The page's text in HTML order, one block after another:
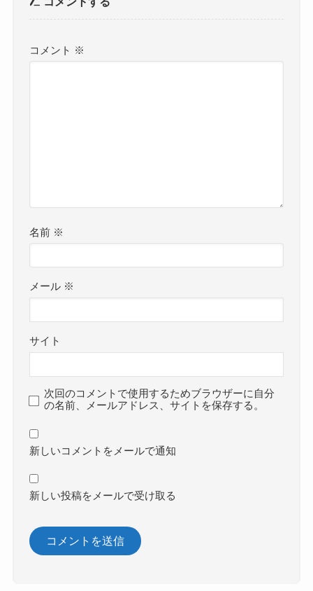
コメント ※
名前 ※
メール ※
サイト
次回のコメントで使用するためブラウザーに自分
の名前、メールアドレス、サイトを保存する。
新しいコメントをメールで通知
新しい投稿をメールで受け取る